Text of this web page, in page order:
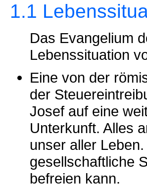
1.1
Das Evangelium
Lebenssituation
Eine von der
der
Josef auf eine
Unterkunft. Alles
unser aller
gesellschaftliche
befreien kann.